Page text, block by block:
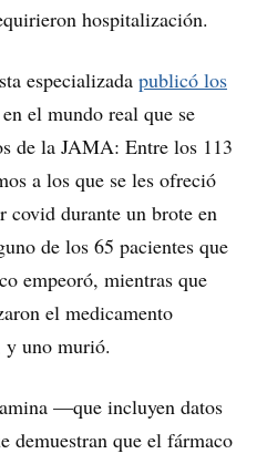
hospitalización.
especializada publicó los
el mundo real que se
de la JAMA: Entre los 113
a los que se les ofreció
covid durante un brote en
de los 65 pacientes que
empeoró, mientras que
el medicamento
y uno murió.
—que incluyen datos
demuestran que el fármaco